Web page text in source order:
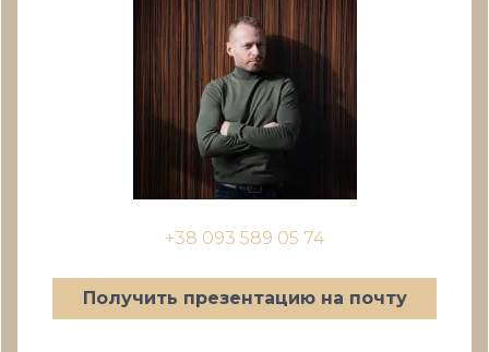
+38 093 589 05 74
Получить презентацию на почту